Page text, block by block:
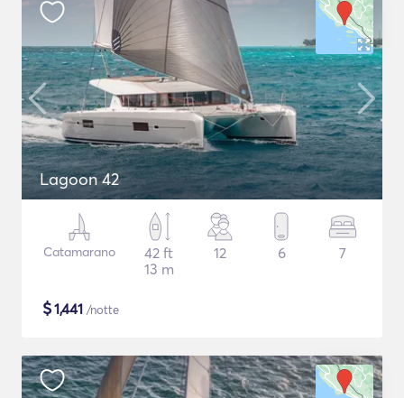
Lagoon 42
Catamarano
42 ft
13 m
12 6 7
$1,441 /notte